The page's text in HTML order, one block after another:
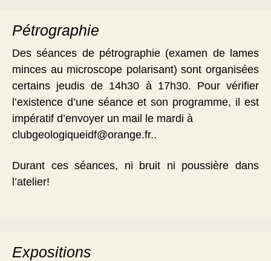
Pétrographie
Des séances de pétrographie (examen de lames
minces au microscope polarisant) sont organisées
certains jeudis de 14h30 à 17h30. Pour vérifier
l’existence d’une séance et son programme, il est
impératif d’envoyer un mail le mardi à
clubgeologiqueidf@orange.fr..
Durant ces séances, ni bruit ni poussière dans
l’atelier!
Expositions